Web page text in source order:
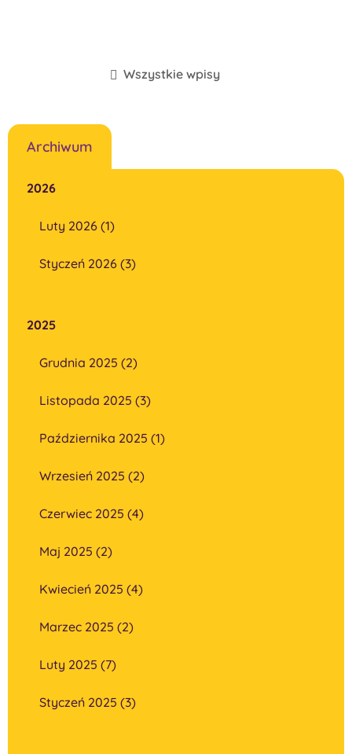
Wszystkie wpisy
Archiwum
2026
Luty 2026 (1)
Styczeń 2026 (3)
2025
Grudnia 2025 (2)
Listopada 2025 (3)
Października 2025 (1)
Wrzesień 2025 (2)
Czerwiec 2025 (4)
Maj 2025 (2)
Kwiecień 2025 (4)
Marzec 2025 (2)
Luty 2025 (7)
Styczeń 2025 (3)